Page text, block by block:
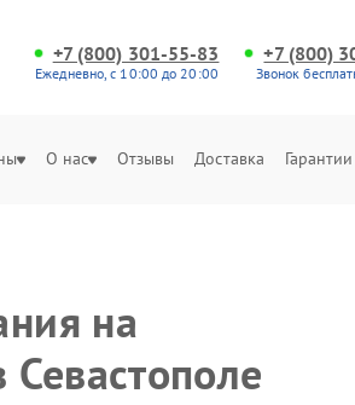
+7 (800) 301-55-83
Ежедневно, с 10:00 до 20:00
+7 (800)
Звонок
О нас Отзывы Доставка Гарантии
на